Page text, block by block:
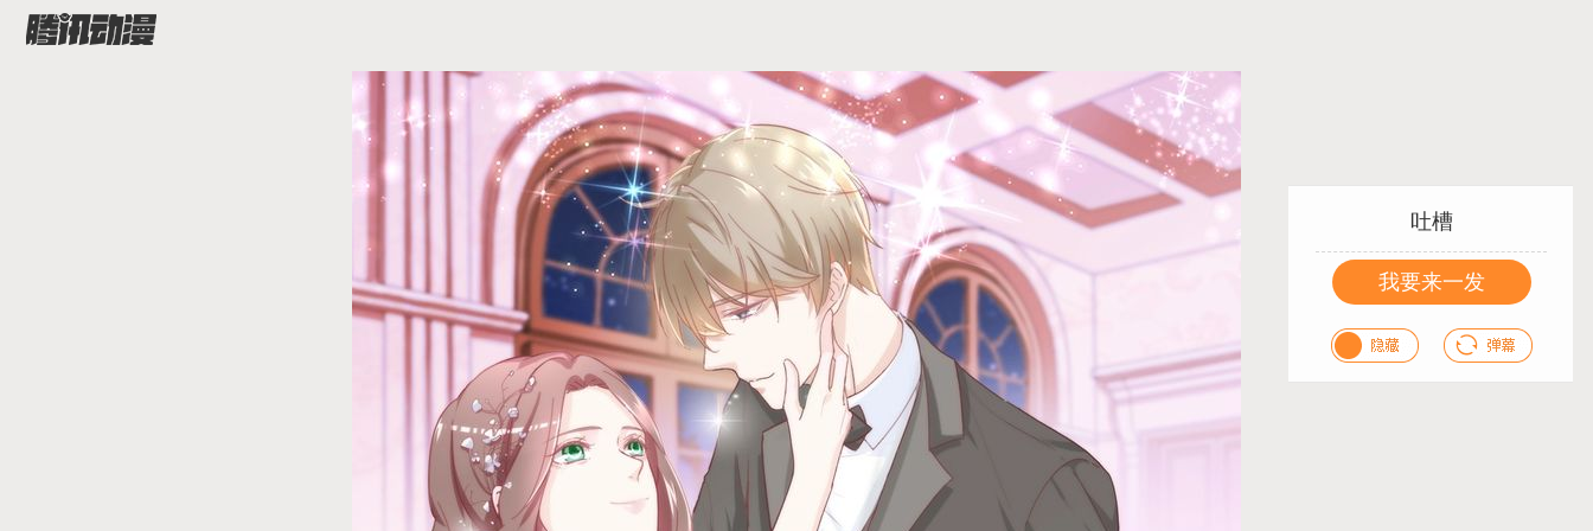
吐槽
我要来一发